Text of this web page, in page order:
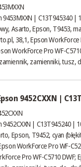
| C13T945340 |
Asarto, Epson, T9453,
, 38,1, Epson
WorkForce Pro WF-
zamienniki,
9452CXXN |
| C13T945240 |
Epson, T9452, cyan
WorkForce Pro WF-
Pro WF-C5710 DWF;